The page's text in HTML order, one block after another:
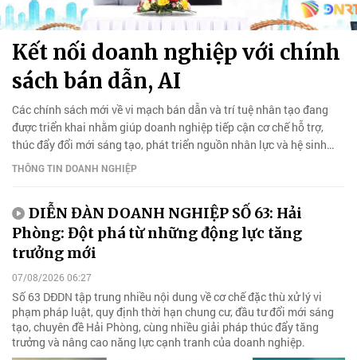
Kết nối doanh nghiệp với chính
sách bán dẫn, AI
Các chính sách mới về vi mạch bán dẫn và trí tuệ nhân tạo đang
được triển khai nhằm giúp doanh nghiệp tiếp cận cơ chế hỗ trợ,
thúc đẩy đổi mới sáng tạo, phát triển nguồn nhân lực và hệ sinh
thái công nghệ.
THÔNG TIN DOANH NGHIỆP
DIỄN ĐÀN DOANH NGHIỆP SỐ 63: Hải
Phòng: Đột phá từ những động lực tăng
trưởng mới
07/08/2026 06:27
Số 63 DĐDN tập trung nhiều nội dung về cơ chế đặc thù xử lý vi
phạm pháp luật, quy định thời hạn chung cư, đầu tư đổi mới sáng
tạo, chuyên đề Hải Phòng, cùng nhiều giải pháp thúc đẩy tăng
trưởng và nâng cao năng lực cạnh tranh của doanh nghiệp.